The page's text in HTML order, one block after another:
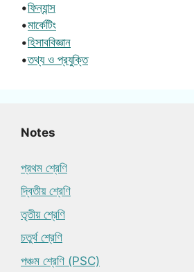
•ফিন্যান্স
•মার্কেটিং
•হিসাববিজ্ঞান
•তথ্য ও প্রযুক্তি
Notes
প্রথম শ্রেণি
দ্বিতীয় শ্রেণি
তৃতীয় শ্রেণি
চতুর্থ শ্রেণি
পঞ্চম শ্রেণি (PSC)